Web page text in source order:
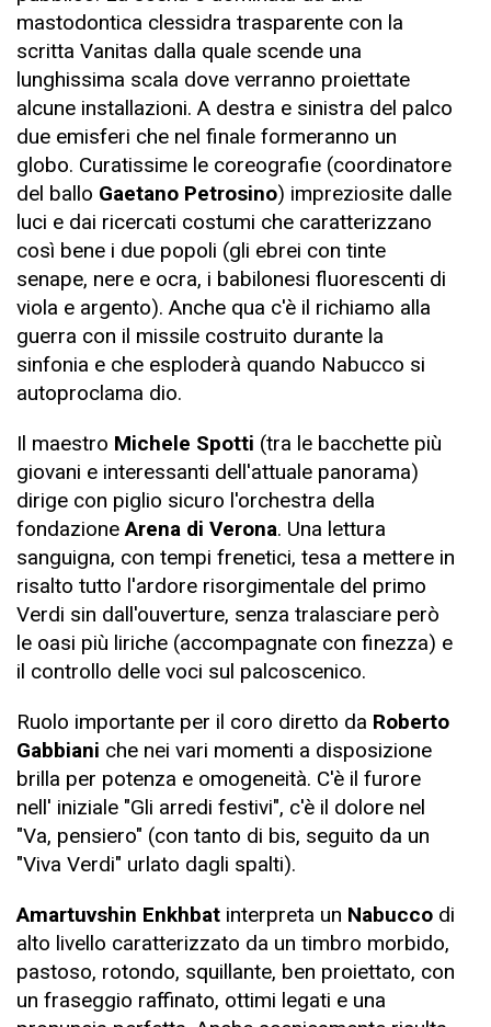
mastodontica clessidra trasparente con la
scritta Vanitas dalla quale scende una
lunghissima scala dove verranno proiettate
alcune installazioni. A destra e sinistra del palco
due emisferi che nel finale formeranno un
globo. Curatissime le coreografie (coordinatore
del ballo Gaetano Petrosino) impreziosite dalle
luci e dai ricercati costumi che caratterizzano
così bene i due popoli (gli ebrei con tinte
senape, nere e ocra, i babilonesi fluorescenti di
viola e argento). Anche qua c'è il richiamo alla
guerra con il missile costruito durante la
sinfonia e che esploderà quando Nabucco si
autoproclama dio.
Il maestro Michele Spotti (tra le bacchette più
giovani e interessanti dell'attuale panorama)
dirige con piglio sicuro l'orchestra della
fondazioneArena di Verona. Una lettura
sanguigna, con tempi frenetici, tesa a mettere in
risalto tutto l'ardore risorgimentale del primo
Verdi sin dall'ouverture, senza tralasciare però
le oasi più liriche (accompagnate con finezza) e
il controllo delle voci sul palcoscenico.
Ruolo importante per il coro diretto da Roberto
Gabbiani che nei vari momenti a disposizione
brilla per potenza e omogeneità. C'è il furore
nell' iniziale "Gli arredi festivi", c'è il dolore nel
"Va, pensiero" (con tanto di bis, seguito da un
"Viva Verdi" urlato dagli spalti).
Amartuvshin Enkhbat interpreta un Nabucco di
alto livello caratterizzato da un timbro morbido,
pastoso, rotondo, squillante, ben proiettato, con
un fraseggio raffinato, ottimi legati e una